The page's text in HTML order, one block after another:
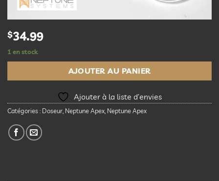
$34.99
1 en stock
AJOUTER AU PANIER
Ajouter à la liste d’envies
Catégories : Doseur, Neptune Apex, Neptune Apex